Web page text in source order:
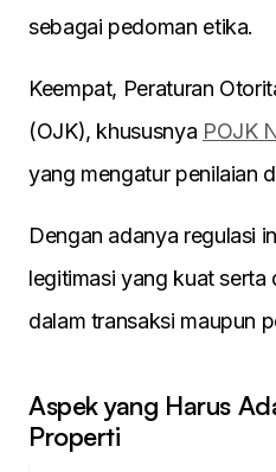
sebagai pedoman etika.
Keempat, Peraturan
(OJK), khususnya POJK
yang mengatur penilaian
Dengan adanya regulasi
legitimasi yang kuat
dalam transaksi maupun
Aspek yang Harus
Properti